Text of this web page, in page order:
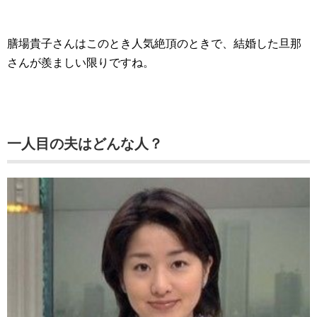
膳場貴子さんはこのとき人気絶頂のときで、結婚した旦那
さんが羨ましい限りですね。
一人目の夫はどんな人？